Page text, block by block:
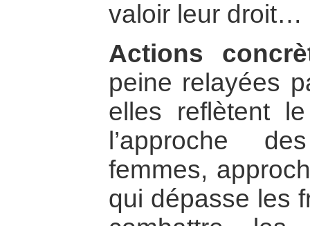
valoir leur droit…
Actions
peine relayées
elles reflètent
l’approche
femmes,
qui dépasse les